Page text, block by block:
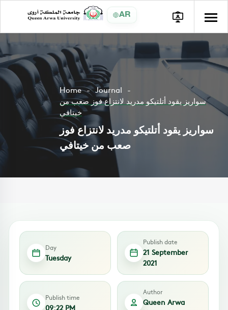
AR
Home
Journal
سواريز يقود أتلتيكو مدريد لانتزاع فوز صعب من
خيتافي
سواريز يقود أتلتيكو مدريد لانتزاع فوز
صعب من خيتافي
Day
Tuesday
Publish date
21 September
2021
Publish time
09:22 PM
Author
Queen Arwa